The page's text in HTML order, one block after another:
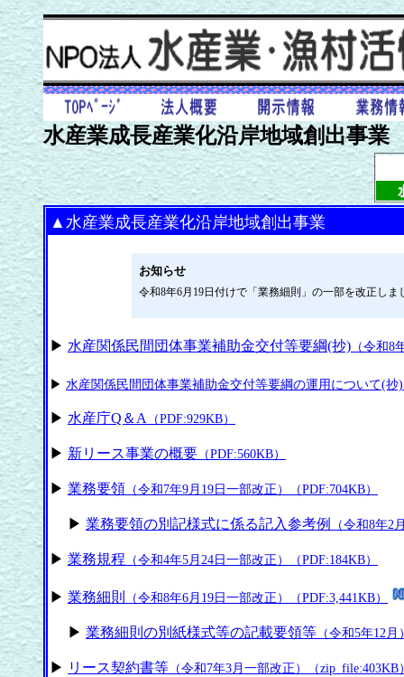
水産業成長産業化沿岸地域創出事業
▲ 水産業成長産業化沿岸地域創出事業
お知らせ
令和8年6月19日付けで「業務細則」の一部を改正しま
▶ 水産関係民間団体事業補助金交付等要綱(抄) （令和8
▶ 水産関係民間団体事業補助金交付等要綱の運用について(
▶ 水産庁Q＆A （PDF:929KB）
▶ 新リース事業の概要 （PDF:560KB）
▶ 業務要領 （令和7年9月19日一部改正）（PDF:704KB）
▶ 業務要領の別記様式に係る記入参考例 （令和8年2
▶ 業務規程 （令和4年5月24日一部改正）（PDF:184KB）
▶ 業務細則 （令和8年6月19日一部改正）（PDF:3,441KB）
▶ 業務細則の別紙様式等の記載要領等 （令和5年12
▶ リース契約書等 （令和7年3月一部改正）（zip_file:403KB